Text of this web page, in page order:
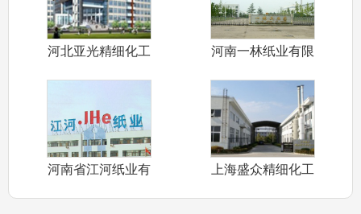
河北亚光精细化工
河南一林纸业有限
河南省江河纸业有
上海盛众精细化工